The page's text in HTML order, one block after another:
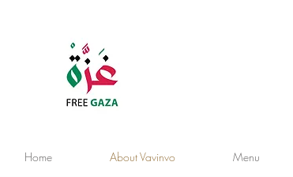
Home About Vavinvo Menu